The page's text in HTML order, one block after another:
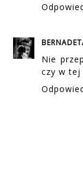
Nie
czy w tej